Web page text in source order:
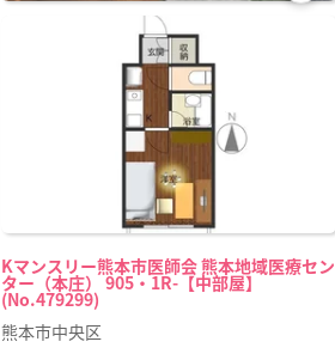
Kマンスリー熊本市医師会 熊本地域医療セン
ター（本庄） 905・1R-【中部屋】
(No.479299)
お気
熊本市中央区